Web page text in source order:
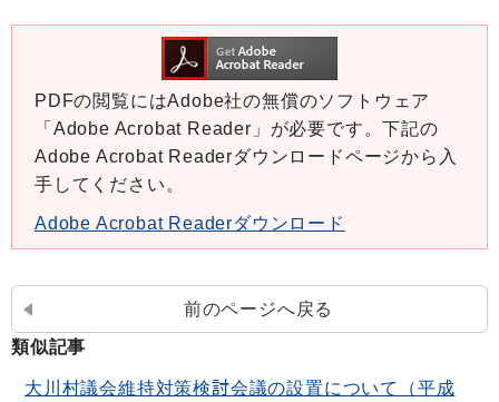
PDFの閲覧にはAdobe社の無償のソフトウェア
「Adobe Acrobat Reader」が必要です。下記の
Adobe Acrobat Readerダウンロードページから入
手してください。
Adobe Acrobat Readerダウンロード
前のページへ戻る
類似記事
大川村議会維持対策検討会議の設置について（平成